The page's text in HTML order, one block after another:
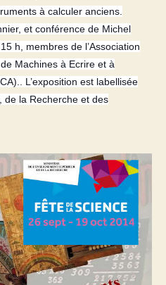
à calculer anciens.
et conférence de Michel
h, membres de l’Association
Machines à Ecrire et à
L’exposition est labellisée
de la Recherche et des